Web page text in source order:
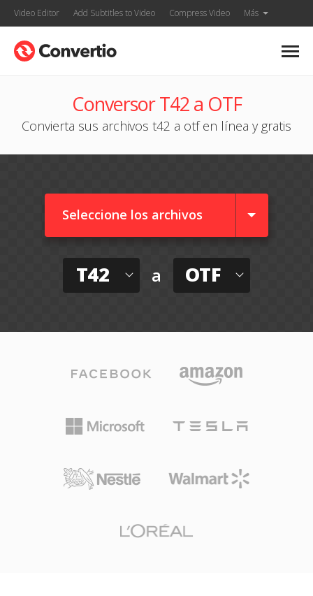
Video Editor Add Subtitles to Video Compress Video Más
Conversor T42 a OTF
Convierta sus archivos t42 a otf en línea y gratis
Seleccione los archivos
T42 a OTF